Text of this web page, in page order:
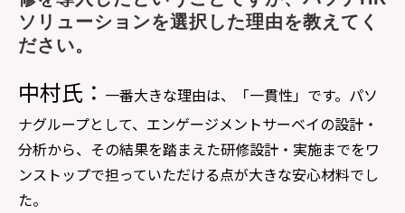
ソリューションを選択した理由を教えてく
ださい。
中村氏： 一番大きな理由は、「一貫性」です。パソ
ナグループとして、エンゲージメントサーベイの設計・
分析から、その結果を踏まえた研修設計・実施までをワ
ンストップで担っていただける点が大きな安心材料でし
た。